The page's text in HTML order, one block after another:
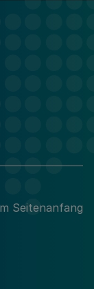
Seitenanfang